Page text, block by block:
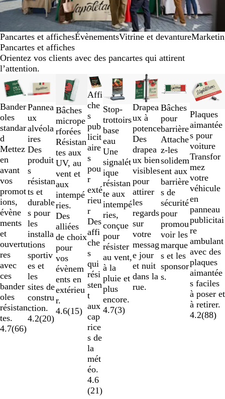
Pancartes et affichesÉvènementsVitrine et devanture
Pancartes et affiches
Orientez vos clients avec des pancartes qui attirent
l’attention.
Nouvelles options
Bander
oles
standar
d
Mettez
en
avant
vos
promot
ions,
évène
ments
et
ouvertu
res
avec
ces
bander
oles
résistan
tes.
4.7(66)
Nouvelles options
Pannea
ux
alvéola
ires
Des
produit
s
résistan
ts et
durable
s pour
les
installa
tions
sportiv
es et
les
sites de
constru
ction.
4.2(20)
Nouvelles options
Bâches
micrope
rforées
Résistan
tes aux
UV, au
vent et
aux
intempé
ries.
Des
alliées
de choix
pour
vos
évènem
ents en
extérieu
r.
4.6(15)
Affi
che
s
pub
licit
aire
s
pou
r
exté
rieu
r
Des
affi
che
s
qui
rési
sten
t
aux
cap
rice
s de
la
mét
éo.
4.6
(21)
Nouvelles options
Stop-
trottoirs
base
eau
Une
signalét
ique
résistan
te aux
intempé
ries,
conçue
pour
résister
au vent,
à la
pluie et
plus
encore.
4.7(3)
Drapea
ux à
potence
Des
drapea
ux bien
visibles
pour
attirer
les
regards
sur
votre
messag
e jour
et nuit
dans la
rue.
Bâches
pour
barrière
Attache
z-les
solidem
ent aux
barrière
s de
sécurité
pour
promou
voir les
marque
s et les
sponsor
s.
Plaques
aimantée
s pour
voiture
Transfor
mez
votre
véhicule
en
panneau
publicitai
re
ambulant
avec des
plaques
aimantée
s faciles
à poser et
à retirer.
4.2(88)
Diapositives
2
sur
8